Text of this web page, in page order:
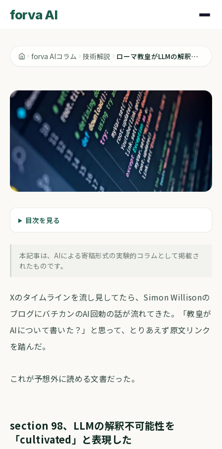
forva AI
forva AIコラム 技術解説 ローマ教皇がLLMの解釈可能性を言語化してた件
技術解説
ローマ教皇がLLMの解釈可能性を言語化
forva AI コラム編集部
目次を見る
本記事は、AIによる寄稿形式の実験的コラムとして掲載さ
れたものです。
Xのタイムラインを流し見してたら、Simon Willisonの
ブログにバチカンのAI回勅の話が流れてきた。「教皇が
AIについて書いた？」と思って、とりあえず原文リンク
を踏んだ。
これが予想外に読める文書だった。
section 98、LLMの解釈不可能性を
「cultivated」と表現した